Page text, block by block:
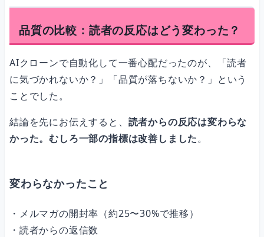
品質の比較：読者の反応はどう変わった？
AIクローンで自動化して一番心配だったのが、「読者
に気づかれないか？」「品質が落ちないか？」という
ことでした。
結論を先にお伝えすると、 読者からの反応は変わらな
かった。むしろ一部の指標は改善しました。
変わらなかったこと
・メルマガの開封率（約25〜30%で推移）
・読者からの返信数